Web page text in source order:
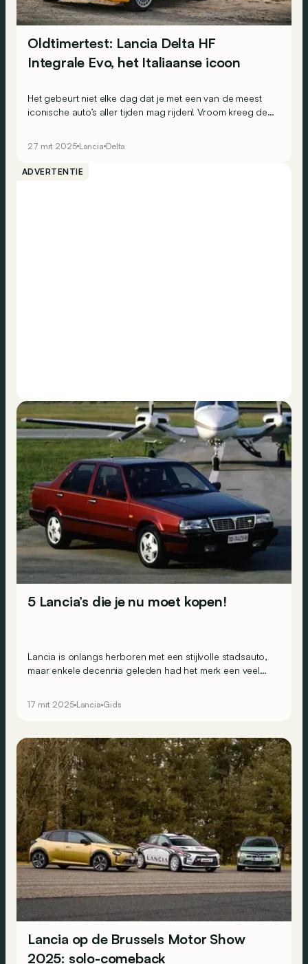
Oldtimertest: Lancia Delta HF
Integrale Evo, het Italiaanse icoon
Het gebeurt niet elke dag dat je met een van de meest
iconische auto’s aller tijden mag rijden! Vroom kreeg de
of is het toch beter om je helden niet te ontmoeten?
27 mrt 2025 Lancia Delta
ADVERTENTIE
5 Lancia’s die je nu moet kopen!
Lancia is onlangs herboren met een stijlvolle stadsauto,
maar enkele decennia geleden had het merk een veel
17 mrt 2025 Lancia Gids
Lancia op de Brussels Motor Show
2025: solo-comeback